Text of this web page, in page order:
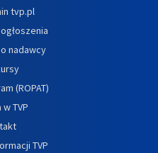
tvp.pl
nadawcy
(ROPAT)
TVP
TVP